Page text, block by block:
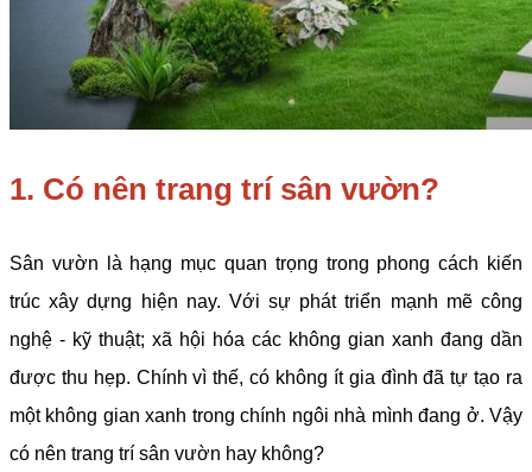
1. Có nên trang trí sân vườn?
Sân vườn là hạng mục quan trọng trong phong cách kiến
trúc xây dựng hiện nay. Với sự phát triển mạnh mẽ công
nghệ - kỹ thuật; xã hội hóa các không gian xanh đang dần
được thu hẹp. Chính vì thế, có không ít gia đình đã tự tạo ra
một không gian xanh trong chính ngôi nhà mình đang ở. Vậy
có nên trang trí sân vườn hay không?